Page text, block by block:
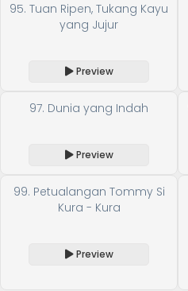
95. Tuan Ripen, Tukang Kayu
yang Jujur
Preview
97. Dunia yang Indah
Preview
99. Petualangan Tommy Si
Kura - Kura
Preview